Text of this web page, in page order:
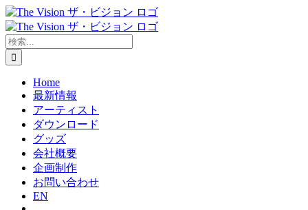
Skip
to
content
検
索
…
Home
最新情報
アーティスト
ダウンロード
グッズ
会社概要
企画制作
お問い合わせ
EN